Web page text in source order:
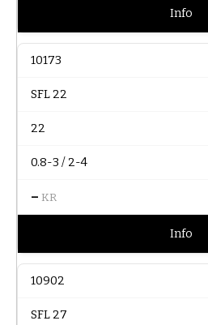
Info
10173
SFL 22
22
0.8-3 / 2-4
– KR
Info
10902
SFL 27